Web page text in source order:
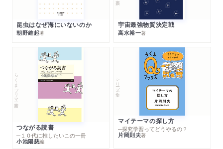
昆虫はなぜ海にいないのか
朝野維起著
宇宙最強物質決定戦
高水裕一著
ちくまプリマー新書
つながる読書
─１０代に推したいこの一冊
小池陽慈編
シリーズ・全集
マイテーマの探し方
─探究学習ってどうやるの？
片岡則夫著